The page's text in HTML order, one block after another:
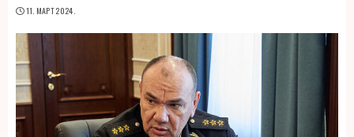
11. МАРТ 2024.